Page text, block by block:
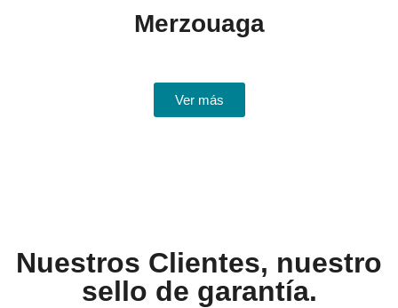
Merzouaga
Ver más
Nuestros Clientes, nuestro
sello de garantía.